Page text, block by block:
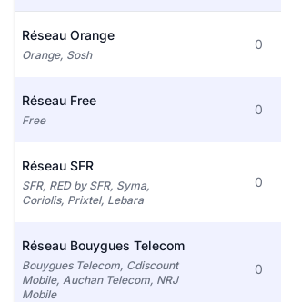
Réseau Orange
Orange, Sosh
0
Réseau Free
Free
0
Réseau SFR
SFR, RED by SFR, Syma,
Coriolis, Prixtel, Lebara
0
Réseau Bouygues Telecom
Bouygues Telecom, Cdiscount
Mobile, Auchan Telecom, NRJ
Mobile
0